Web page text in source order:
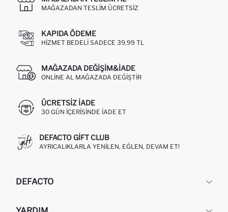
MAĞAZADAN TESLIM ÜCRETSIZ
KAPIDA ÖDEME
HIZMET BEDELI SADECE 39,99 TL
MAĞAZADA DEĞIŞIM&İADE
ONLINE AL MAĞAZADA DEĞIŞTIR
ÜCRETSIZ IADE
30 GÜN IÇERISINDE IADE ET
DEFACTO GIFT CLUB
AYRICALIKLARLA YENILEN, EĞLEN, DEVAM ET!
DEFACTO